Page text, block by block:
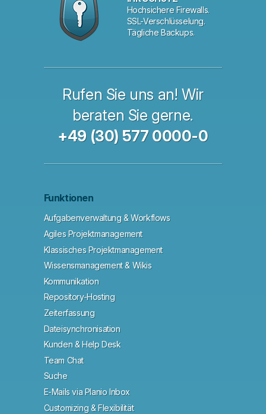
Hochsichere Firewalls.
SSL-Verschlüsselung.
Tägliche Backups.
Rufen Sie uns an! Wir
beraten Sie gerne.
+49 (30) 577 0000-0
Funktionen
Aufgabenverwaltung & Workflows
Agiles Projektmanagement
Klassisches Projektmanagement
Wissensmanagement & Wikis
Kommunikation
Repository-Hosting
Zeiterfassung
Dateisynchronisation
Kunden & Help Desk
Team Chat
Suche
E-Mails via Planio Inbox
Customizing & Flexibilität